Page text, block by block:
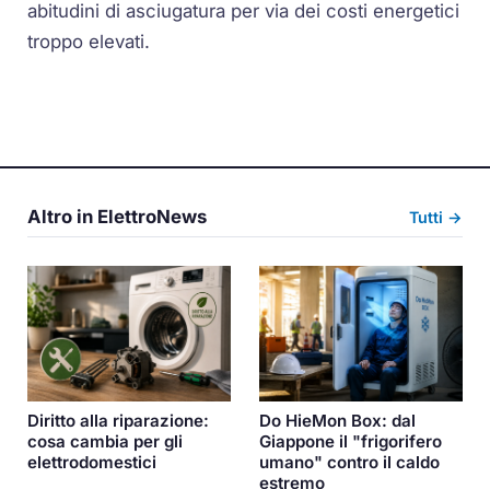
abitudini di asciugatura per via dei costi energetici
troppo elevati.
Altro in ElettroNews Tutti →
Diritto alla riparazione:
cosa cambia per gli
elettrodomestici
Do HieMon Box: dal
Giappone il "frigorifero
umano" contro il caldo
estremo